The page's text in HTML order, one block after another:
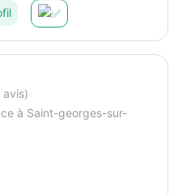
avis)
à Saint-georges-sur-